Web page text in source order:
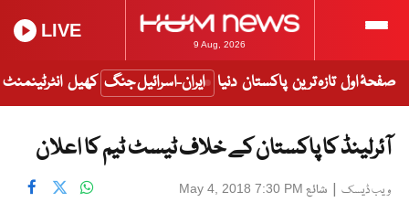
9 Aug, 2026
LIVE
صفحۂ اول تازہ ترین پاکستان دنیا ایران-اسرائیل جنگ کھیل انٹرٹینمنٹ
آئرلینڈ کا پاکستان کے خلاف ٹیسٹ ٹیم کا اعلان
ویب ڈیسک | شائع May 4, 2018 7:30 PM